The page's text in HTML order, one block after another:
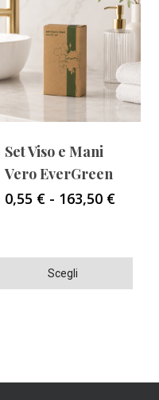
opzioni
nella
pagina
del
Scegli
Set Viso e Mani
Vero EverGreen
0,55 € - 163,50 €Fascia
a